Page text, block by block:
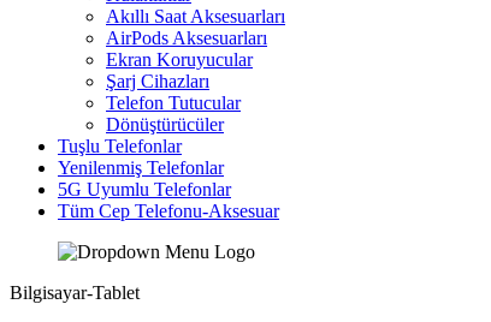
Akıllı Saat Aksesuarları
AirPods Aksesuarları
Ekran Koruyucular
Şarj Cihazları
Telefon Tutucular
Dönüştürücüler
Tuşlu Telefonlar
Yenilenmiş Telefonlar
5G Uyumlu Telefonlar
Tüm Cep Telefonu-Aksesuar
Bilgisayar-Tablet